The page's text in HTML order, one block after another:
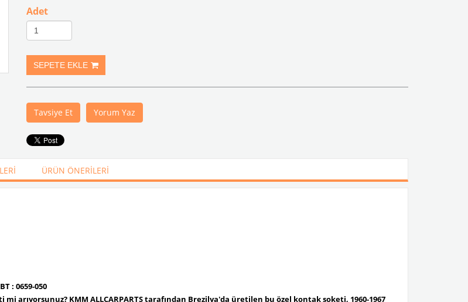
Adet
Tavsiye Et Yorum Yaz
ÜRÜN ÖNERILERI
: 0659-050
mi arıyorsunuz? KMM ALLCARPARTStarafından Brezilya'da üretilen bu özel kontak soketi, 1960-1967